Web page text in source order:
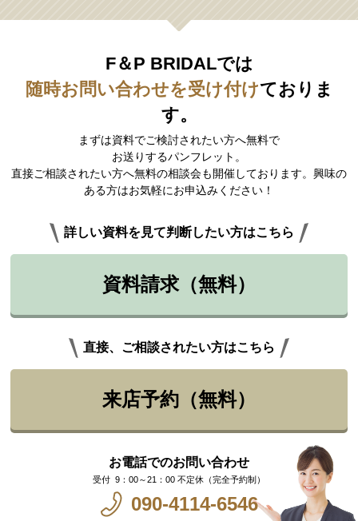
F＆P BRIDALでは
随時お問い合わせを受け付けておりま
す。
まずは資料でご検討されたい方へ無料で
お送りするパンフレット。
直接ご相談されたい方へ無料の相談会も開催しております。興味の
ある方はお気軽にお申込みください！
詳しい資料を見て判断したい方はこちら
資料請求（無料）
直接、ご相談されたい方はこちら
来店予約（無料）
お電話でのお問い合わせ
9：00～21：00 不定休（完全予約制）
090-4114-6546